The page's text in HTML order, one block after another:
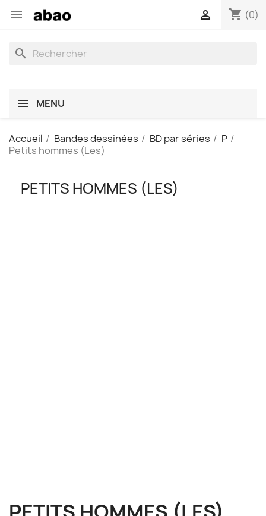
 shopping_cart (0)

search
MENU
Accueil Bandes dessinées BD par séries
P
Petits hommes (Les)
PETITS HOMMES (LES)